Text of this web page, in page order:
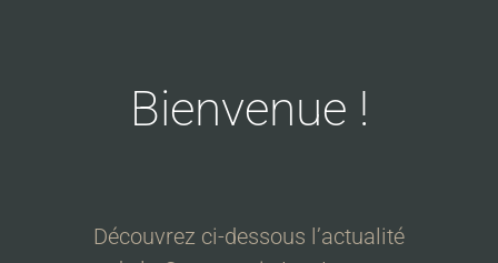
Bienvenue !
Découvrez ci-dessous l’actualité